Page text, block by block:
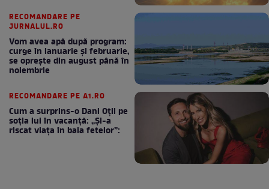
RECOMANDARE PE
JURNALUL.RO
Vom avea apă după program:
curge în ianuarie și februarie,
se oprește din august până în
noiembrie
RECOMANDARE PE A1.RO
Cum a surprins-o Dani Oțil pe
soția lui în vacanță: „Și-a
riscat viața în baia fetelor”: